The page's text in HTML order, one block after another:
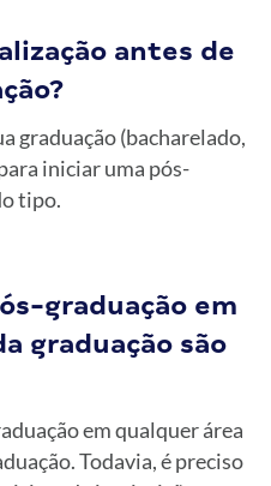
antes de
graduação (bacharelado,
iniciar uma pós-
tipo.
graduação em
graduação são
em qualquer área
Todavia, é preciso